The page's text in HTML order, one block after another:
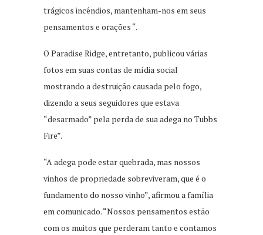
trágicos incêndios, mantenham-nos em seus
pensamentos e orações “.
O Paradise Ridge, entretanto, publicou várias
fotos em suas contas de mídia social
mostrando a destruição causada pelo fogo,
dizendo a seus seguidores que estava
“desarmado” pela perda de sua adega no Tubbs
Fire”.
“A adega pode estar quebrada, mas nossos
vinhos de propriedade sobreviveram, que é o
fundamento do nosso vinho”, afirmou a família
em comunicado. “Nossos pensamentos estão
com os muitos que perderam tanto e contamos